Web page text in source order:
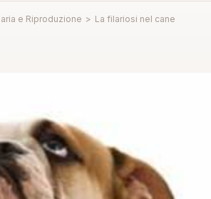
e Riproduzione > La filariosi nel cane